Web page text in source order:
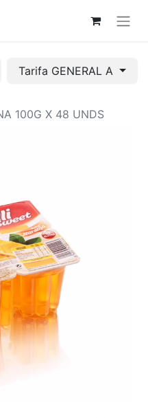
Tarifa GENERAL A
100G X 48 UNDS